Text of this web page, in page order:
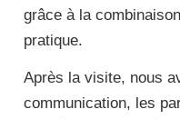
grâce à la
pratique.
Après la visite, nous
communication, les